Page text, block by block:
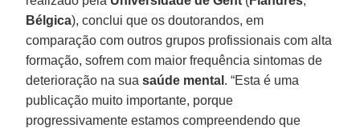
Bélgica), conclui que os doutorandos, em
comparação com outros grupos profissionais com alta
formação, sofrem com maior frequência sintomas de
deterioração na suasaúde mental . “Esta é uma
publicação muito importante, porque
progressivamente estamos compreendendo que